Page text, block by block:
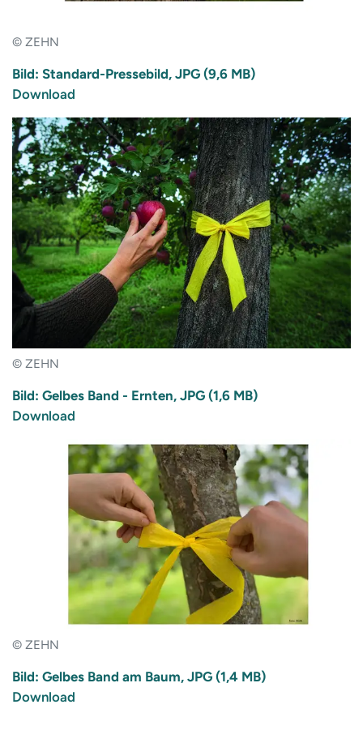
© ZEHN
Bild: Standard-Pressebild, JPG (9,6 MB)
Download
© ZEHN
Bild: Gelbes Band - Ernten, JPG (1,6 MB)
Download
© ZEHN
Bild: Gelbes Band am Baum, JPG (1,4 MB)
Download